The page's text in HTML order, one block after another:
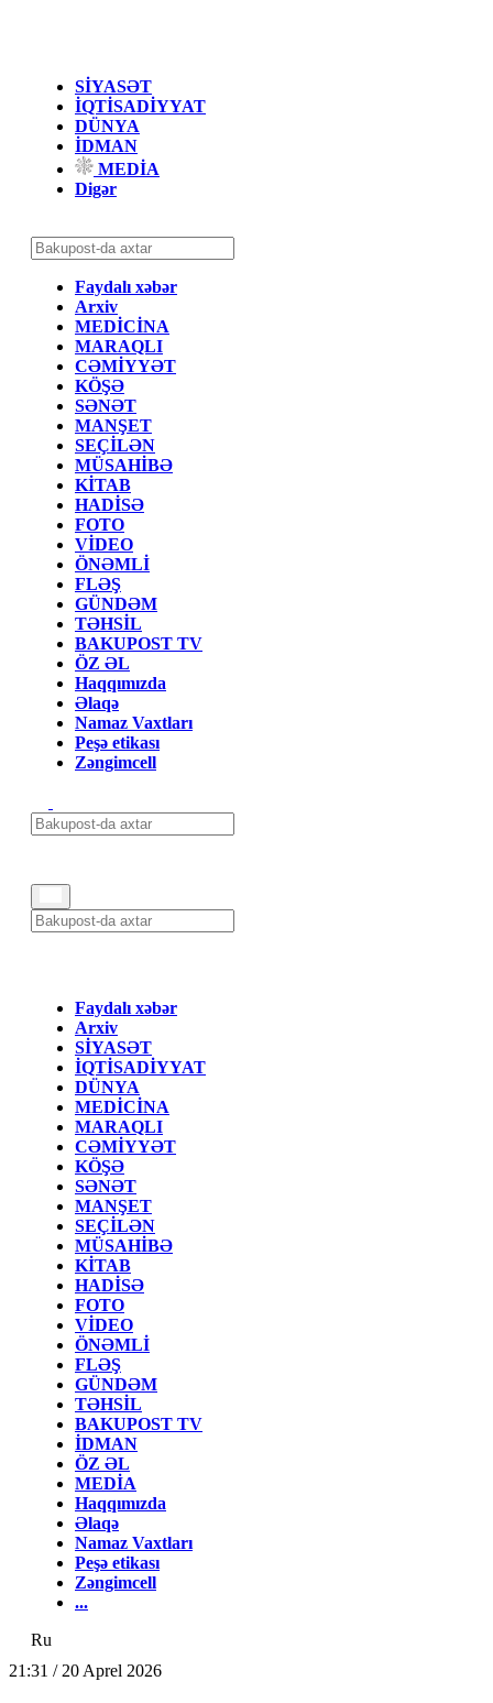
SİYASƏT
İQTİSADİYYAT
DÜNYA
İDMAN
MEDİA
Digər
Faydalı xəbər
Arxiv
MEDİCİNA
MARAQLI
CƏMİYYƏT
KÖŞƏ
SƏNƏT
MANŞET
SEÇİLƏN
MÜSAHİBƏ
KİTAB
HADİSƏ
FOTO
VİDEO
ÖNƏMLİ
FLƏŞ
GÜNDƏM
TƏHSİL
BAKUPOST TV
ÖZ ƏL
Haqqımızda
Əlaqə
Namaz Vaxtları
Peşə etikası
Zəngimcell
Faydalı xəbər
Arxiv
SİYASƏT
İQTİSADİYYAT
DÜNYA
MEDİCİNA
MARAQLI
CƏMİYYƏT
KÖŞƏ
SƏNƏT
MANŞET
SEÇİLƏN
MÜSAHİBƏ
KİTAB
HADİSƏ
FOTO
VİDEO
ÖNƏMLİ
FLƏŞ
GÜNDƏM
TƏHSİL
BAKUPOST TV
İDMAN
ÖZ ƏL
MEDİA
Haqqımızda
Əlaqə
Namaz Vaxtları
Peşə etikası
Zəngimcell
...
Ru
21:31 / 20 Aprel 2026